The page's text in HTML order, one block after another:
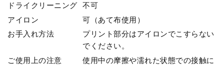
ドライクリーニング
不可
アイロン
可（あて布使用）
お手入れ方法
プリント部分はアイロンでこすらない
でください。
ご使用上の注意
使用中の摩擦や濡れた状態での接触に